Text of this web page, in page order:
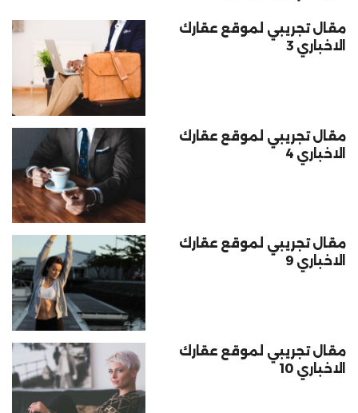
مقال تجريبي لموقع عقارك
الاخباري 3
مقال تجريبي لموقع عقارك
الاخباري 4
مقال تجريبي لموقع عقارك
الاخباري 9
مقال تجريبي لموقع عقارك
الاخباري 10